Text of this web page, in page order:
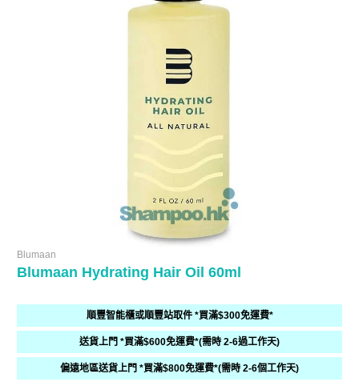
Blumaan
Blumaan Hydrating Hair Oil 60ml
順豐智能櫃或順豐站取件 *買滿$300免運費*
送貨上門 *買滿$600免運費*(需時 2-6過工作天)
偏遠地區送貨上門 *買滿$800免運費*(需時 2-6個工作天)